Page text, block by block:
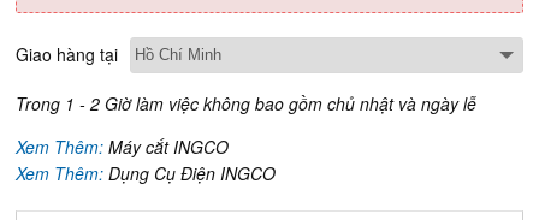
Giao hàng tại
Trong 1 - 2 Giờ làm việc không bao gồm chủ nhật và ngày lễ
Xem Thêm:Máy cắt INGCO
Xem Thêm:Dụng Cụ Điện INGCO